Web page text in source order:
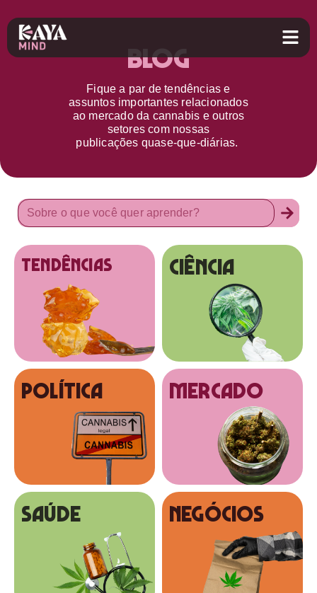
Blog
Fique a par detendências e
assuntos importantes relacionados
ao mercado da cannabis e outros
setorescom nossas
publicações quase-que-diárias.
tendências Ciência
Política MERCADO
SAÚDE NEGÓCIOS